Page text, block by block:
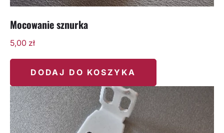
Mocowanie sznurka
5,00 zł
DODAJ DO KOSZYKA